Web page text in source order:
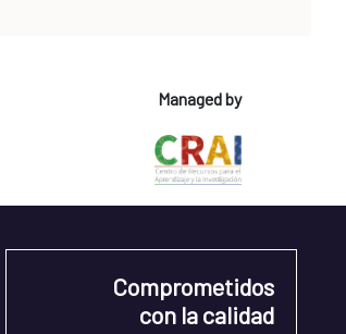
Managed by
Comprometidos
con la calidad